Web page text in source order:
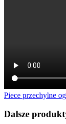
Piece przechylne
Dalsze